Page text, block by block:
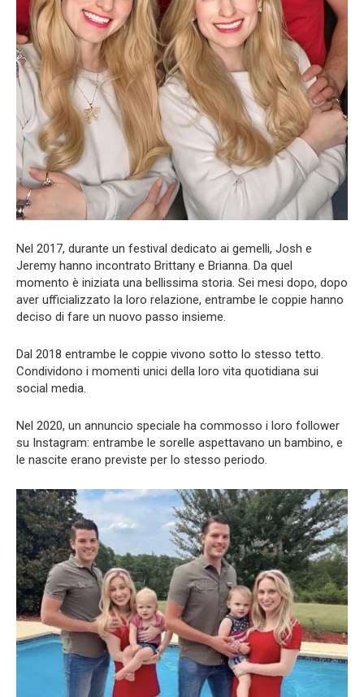
Nel 2017, durante un festival dedicato ai gemelli, Josh e
Jeremy hanno incontrato Brittany e Brianna. Da quel
momento è iniziata una bellissima storia. Sei mesi dopo, dopo
aver ufficializzato la loro relazione, entrambe le coppie hanno
deciso di fare un nuovo passo insieme.
Dal 2018 entrambe le coppie vivono sotto lo stesso tetto.
Condividono i momenti unici della loro vita quotidiana sui
social media.
Nel 2020, un annuncio speciale ha commosso i loro follower
su Instagram: entrambe le sorelle aspettavano un bambino, e
le nascite erano previste per lo stesso periodo.